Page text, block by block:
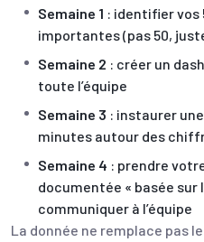
Semaine 1 : identifier vos
importantes (pas 50,
Semaine 2 : créer un
toute l’équipe
Semaine 3 : instaurer
minutes autour des
Semaine 4 : prendre
documentée « basée sur
communiquer à l’équipe
La donnée ne remplace pas